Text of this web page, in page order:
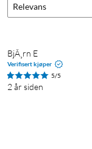
Relevans
BjÃ¸rn E
Verifisert kjøper
5/5
2 år siden